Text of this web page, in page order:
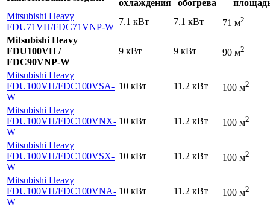
охлаждения
обогрева
Mitsubishi Heavy
FDU71VH/FDC71VNP-W
7.1 кВт 7.1 кВт 71 м2
Mitsubishi Heavy
FDU100VH /
FDC90VNP-W
9 кВт 9 кВт 90 м2
Mitsubishi Heavy
FDU100VH/FDC100VSA-
W
10 кВт 11.2 кВт 100 м2
Mitsubishi Heavy
FDU100VH/FDC100VNX-
W
10 кВт 11.2 кВт 100 м2
Mitsubishi Heavy
FDU100VH/FDC100VSX-
W
10 кВт 11.2 кВт 100 м2
Mitsubishi Heavy
FDU100VH/FDC100VNA-
W
10 кВт 11.2 кВт 100 м2